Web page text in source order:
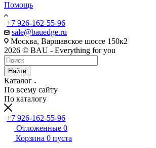
Помощь
+7 926-162-55-96
sale@bauedge.ru
Москва, Варшавское шоссе 150к2
2026 © BAU - Everything for you
Найти
Каталог
По всему сайту
По каталогу
+7 926-162-55-96
Отложенные 0
Корзина 0 пуста